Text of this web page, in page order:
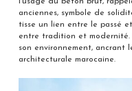
anciennes, symbole de
tisse un lien entre le passé
entre tradition et
son environnement, ancrant
architecturale marocaine.